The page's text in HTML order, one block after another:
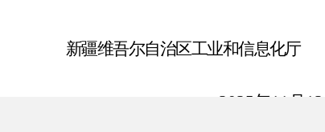
新疆维吾尔自治区工业和信息化厅
2025 年 1 1 月 12